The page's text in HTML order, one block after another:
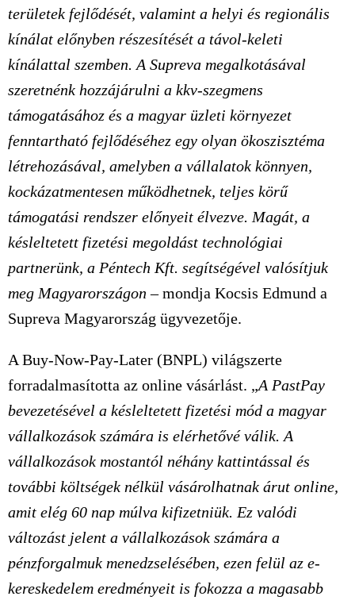
területek fejlődését, valamint a helyi és regionális
kínálat előnyben részesítését a távol-keleti
kínálattal szemben. A Supreva megalkotásával
szeretnénk hozzájárulni a kkv-szegmens
támogatásához és a magyar üzleti környezet
fenntartható fejlődéséhez egy olyan ökoszisztéma
létrehozásával, amelyben a vállalatok könnyen,
kockázatmentesen működhetnek, teljes körű
támogatási rendszer előnyeit élvezve. Magát, a
késleltetett fizetési megoldást technológiai
partnerünk, a Péntech Kft. segítségével valósítjuk
meg Magyarországon – mondja Kocsis Edmund a
Supreva Magyarország ügyvezetője.
A Buy-Now-Pay-Later (BNPL) világszerte
forradalmasította az online vásárlást. „A PastPay
bevezetésével a késleltetett fizetési mód a magyar
vállalkozások számára is elérhetővé válik. A
vállalkozások mostantól néhány kattintással és
további költségek nélkül vásárolhatnak árut online,
amit elég 60 nap múlva kifizetniük. Ez valódi
változást jelent a vállalkozások számára a
pénzforgalmuk menedzselésében, ezen felül az e-
kereskedelem eredményeit is fokozza a magasabb